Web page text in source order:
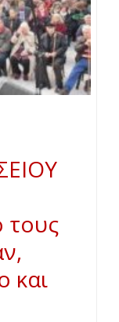
τους
και